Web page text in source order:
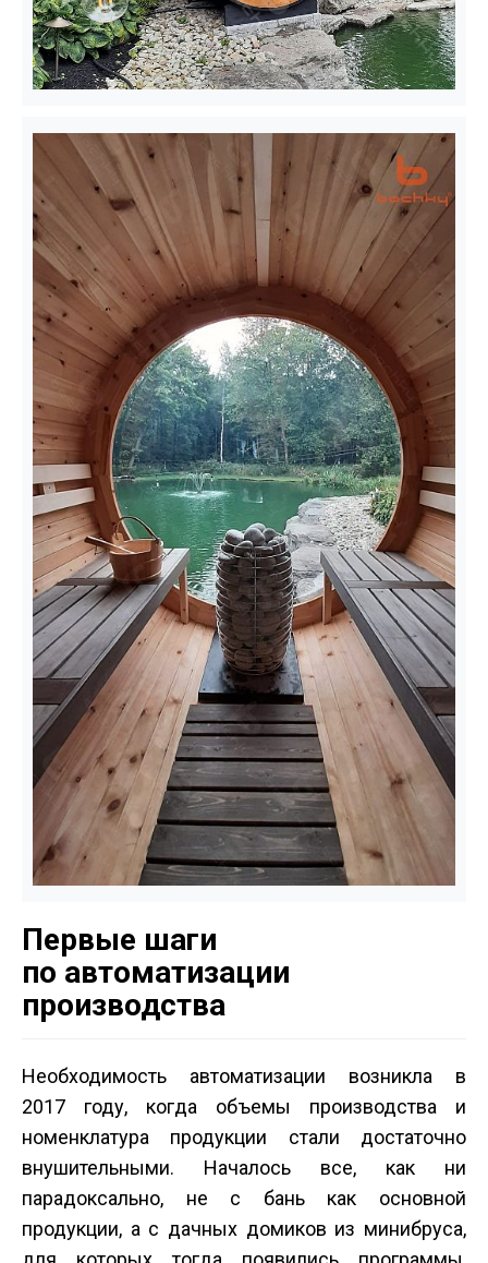
Первые шаги
по автоматизации
производства
Необходимость автоматизации возникла в
2017 году, когда объемы производства и
номенклатура продукции стали достаточно
внушительными. Началось все, как ни
парадоксально, не с бань как основной
продукции, а с дачных домиков из мини­бруса,